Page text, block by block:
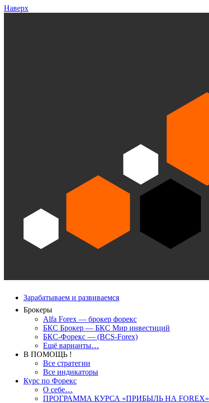
Наверх
Зарабатываем и развиваемся
Брокеры
Alfa Forex — брокер форекс
БКС Брокер — БКС Мир инвестиций
БКС-Форекс — (BCS-Forex)
Ещё варианты…
В ПОМОЩЬ !
Все стратегии
Все индикаторы
Курс по Форекс
О себе…
ПРОГРАММА КУРСА «ПРИБЫЛЬ НА FOREX»